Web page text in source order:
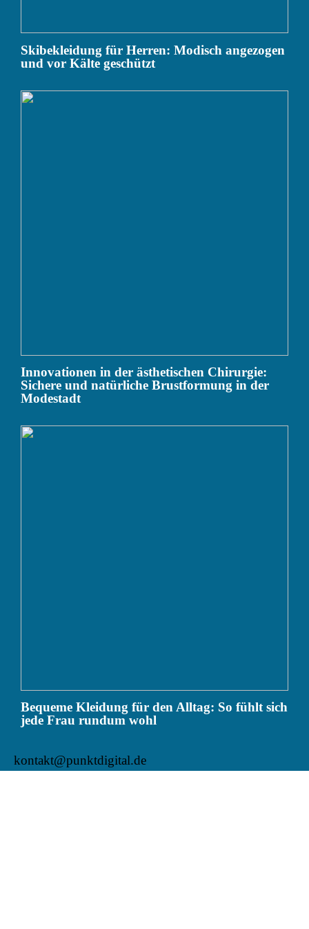
Skibekleidung für Herren: Modisch angezogen
und vor Kälte geschützt
Innovationen in der ästhetischen Chirurgie:
Sichere und natürliche Brustformung in der
Modestadt
Bequeme Kleidung für den Alltag: So fühlt sich
jede Frau rundum wohl
kontakt@punktdigital.de